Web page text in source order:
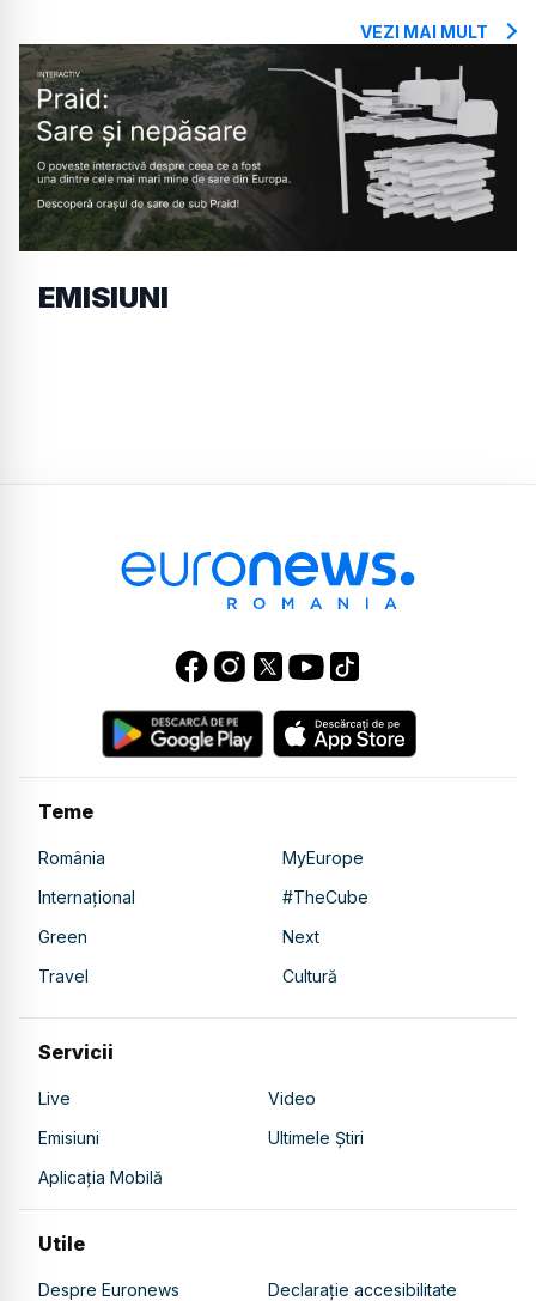
VEZI MAI MULT
EMISIUNI
Teme
România
MyEurope
Internațional
#TheCube
Green
Next
Travel
Cultură
Servicii
Live
Video
Emisiuni
Ultimele Știri
Aplicația Mobilă
Utile
Despre Euronews Declarație accesibilitate